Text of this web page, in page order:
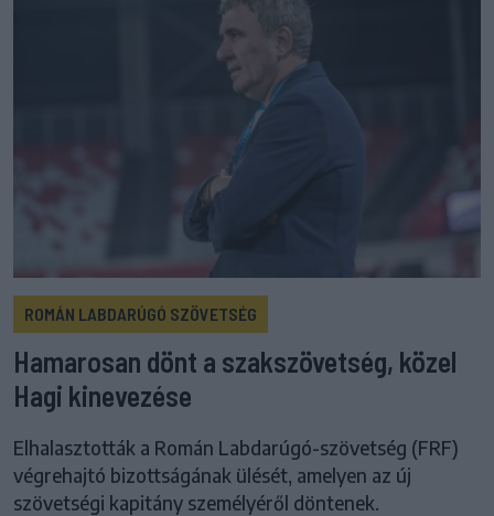
ROMÁN LABDARÚGÓ SZÖVETSÉG
Hamarosan dönt a szakszövetség, közel
Hagi kinevezése
Elhalasztották a Román Labdarúgó-szövetség (FRF)
végrehajtó bizottságának ülését, amelyen az új
szövetségi kapitány személyéről döntenek.